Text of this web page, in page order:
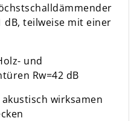
dB, teilweise mit einer
und
Rw=42 dB
wirksamen